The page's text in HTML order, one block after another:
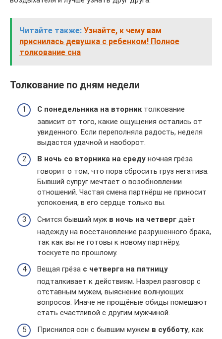
Читайте также: Узнайте, к чему вам
приснилась девушка с ребенком! Полное
толкование сна
Толкование по дням недели
С понедельника на вторник толкование
зависит от того, какие ощущения остались от
увиденного. Если переполняла радость, неделя
выдастся удачной и наоборот.
В ночь со вторника на среду ночная грёза
говорит о том, что пора сбросить груз негатива.
Бывший супруг мечтает о возобновлении
отношений. Частая смена партнёрш не приносит
успокоения, в его сердце только вы.
Снится бывший муж в ночь на четверг даёт
надежду на восстановление разрушенного брака,
так как вы не готовы к новому партнёру,
тоскуете по прошлому.
Вещая грёза с четверга на пятницу
подталкивает к действиям. Назрел разговор с
отставным мужем, выяснение волнующих
вопросов. Иначе не прощёные обиды помешают
стать счастливой с другим мужчиной.
Приснился сон с бывшим мужем в субботу, как